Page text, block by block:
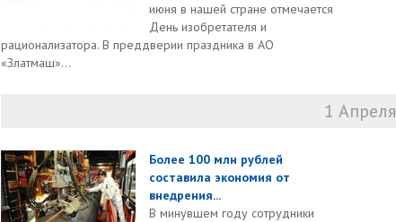
июня в нашей стране отмечается
День изобретателя и
рационализатора. В преддверии праздника в АО
«Златмаш»...
1 Апреля
Более 100 млн рублей
составила экономия от
внедрения...
В минувшем году сотрудники